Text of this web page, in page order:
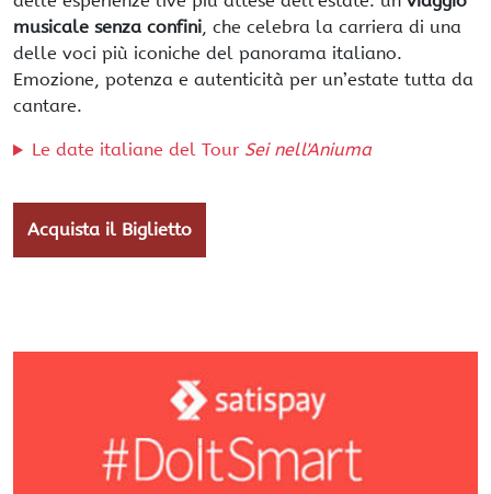
musicale senza confini, che celebra la carriera di una
delle voci più iconiche del panorama italiano.
Emozione, potenza e autenticità per un’estate tutta da
cantare.
Le date italiane del Tour Sei nell'Aniuma
Acquista il Biglietto